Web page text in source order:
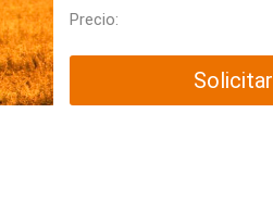
Precio:
Solicitar